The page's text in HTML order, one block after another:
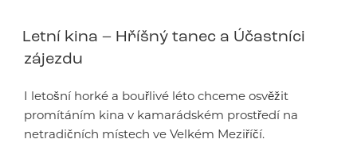
Letní kina – Hříšný tanec a Účastníci
zájezdu
I letošní horké a bouřlivé léto chceme osvěžit
promítáním kina v kamarádském prostředí na
netradičních místech ve Velkém Meziříčí.